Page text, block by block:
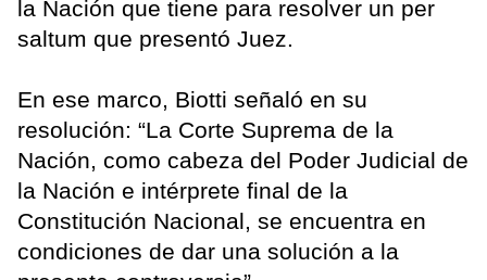
la Nación que tiene para resolver un per
saltum que presentó Juez.
En ese marco, Biotti señaló en su
resolución: “La Corte Suprema de la
Nación, como cabeza del Poder Judicial de
la Nación e intérprete final de la
Constitución Nacional, se encuentra en
condiciones de dar una solución a la